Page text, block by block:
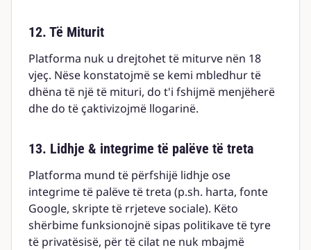
12. Të Miturit
Platforma nuk u drejtohet të miturve nën 18
vjeç. Nëse konstatojmë se kemi mbledhur të
dhëna të një të mituri, do t'i fshijmë menjëherë
dhe do të çaktivizojmë llogarinë.
13. Lidhje & integrime të palëve të treta
Platforma mund të përfshijë lidhje ose
integrime të palëve të treta (p.sh. harta, fonte
Google, skripte të rrjeteve sociale). Këto
shërbime funksionojnë sipas politikave të tyre
të privatësisë, për të cilat ne nuk mbajmë